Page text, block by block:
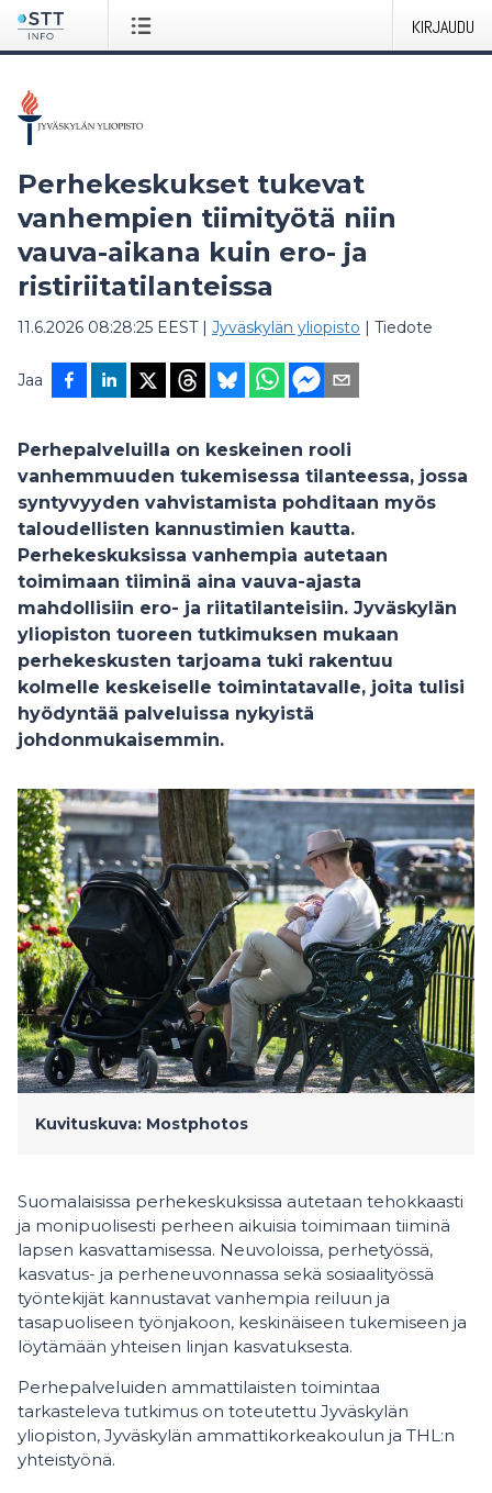
KIRJAUDU
Perhekeskukset tukevat
vanhempien tiimityötä niin
vauva-aikana kuin ero- ja
ristiriitatilanteissa
11.6.2026 08:28:25 EEST| Jyväskylän yliopisto | Tiedote
Jaa
Perhepalveluilla on keskeinen rooli
vanhemmuuden tukemisessa tilanteessa, jossa
syntyvyyden vahvistamista pohditaan myös
taloudellisten kannustimien kautta.
Perhekeskuksissa vanhempia autetaan
toimimaan tiiminä aina vauva-ajasta
mahdollisiin ero- ja riitatilanteisiin. Jyväskylän
yliopiston tuoreen tutkimuksen mukaan
perhekeskusten tarjoama tuki rakentuu
kolmelle keskeiselle toimintatavalle, joita tulisi
hyödyntää palveluissa nykyistä
johdonmukaisemmin.
Kuvituskuva: Mostphotos
Suomalaisissa perhekeskuksissa autetaan tehokkaasti
ja monipuolisesti perheen aikuisia toimimaan tiiminä
lapsen kasvattamisessa. Neuvoloissa, perhetyössä,
kasvatus- ja perheneuvonnassa sekä sosiaalityössä
työntekijät kannustavat vanhempia reiluun ja
tasapuoliseen työnjakoon, keskinäiseen tukemiseen ja
löytämään yhteisen linjan kasvatuksesta.
Perhepalveluiden ammattilaisten toimintaa
tarkasteleva tutkimus on toteutettu Jyväskylän
yliopiston, Jyväskylän ammattikorkeakoulun ja THL:n
yhteistyönä.